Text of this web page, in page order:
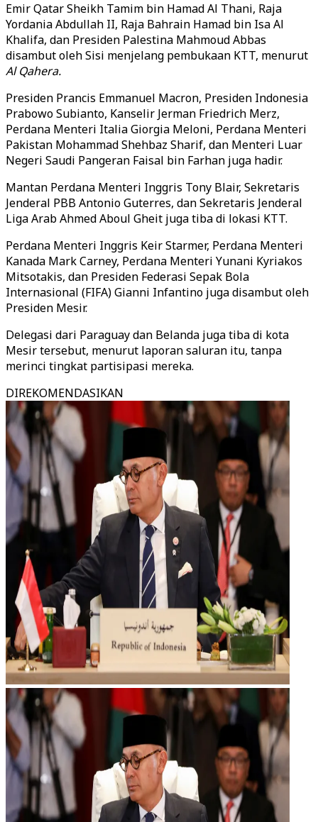
Emir Qatar Sheikh Tamim bin Hamad Al Thani, Raja
Yordania Abdullah II, Raja Bahrain Hamad bin Isa Al
Khalifa, dan Presiden Palestina Mahmoud Abbas
disambut oleh Sisi menjelang pembukaan KTT, menurut
Al Qahera.
Presiden Prancis Emmanuel Macron, Presiden Indonesia
Prabowo Subianto, Kanselir Jerman Friedrich Merz,
Perdana Menteri Italia Giorgia Meloni, Perdana Menteri
Pakistan Mohammad Shehbaz Sharif, dan Menteri Luar
Negeri Saudi Pangeran Faisal bin Farhan juga hadir.
Mantan Perdana Menteri Inggris Tony Blair, Sekretaris
Jenderal PBB Antonio Guterres, dan Sekretaris Jenderal
Liga Arab Ahmed Aboul Gheit juga tiba di lokasi KTT.
Perdana Menteri Inggris Keir Starmer, Perdana Menteri
Kanada Mark Carney, Perdana Menteri Yunani Kyriakos
Mitsotakis, dan Presiden Federasi Sepak Bola
Internasional (FIFA) Gianni Infantino juga disambut oleh
Presiden Mesir.
Delegasi dari Paraguay dan Belanda juga tiba di kota
Mesir tersebut, menurut laporan saluran itu, tanpa
merinci tingkat partisipasi mereka.
DIREKOMENDASIKAN